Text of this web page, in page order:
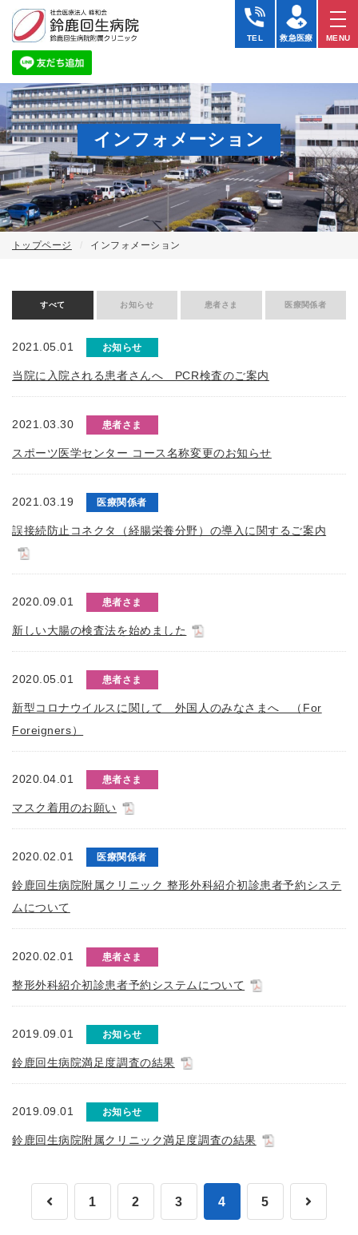
TEL 救急医療 MENU
インフォメーション
トップページ インフォメーション
すべて お知らせ 患者さま 医療関係者
2021.05.01 お知らせ
当院に入院される患者さんへ PCR検査のご案内
2021.03.30 患者さま
スポーツ医学センター コース名称変更のお知らせ
2021.03.19 医療関係者
誤接続防止コネクタ（経腸栄養分野）の導入に関するご案内
2020.09.01 患者さま
新しい大腸の検査法を始めました
2020.05.01 患者さま
新型コロナウイルスに関して 外国人のみなさまへ （For
Foreigners）
2020.04.01 患者さま
マスク着用のお願い
2020.02.01 医療関係者
鈴鹿回生病院附属クリニック 整形外科紹介初診患者予約システ
ムについて
2020.02.01 患者さま
整形外科紹介初診患者予約システムについて
2019.09.01 お知らせ
鈴鹿回生病院満足度調査の結果
2019.09.01 お知らせ
鈴鹿回生病院附属クリニック満足度調査の結果
1 2 3 4 5